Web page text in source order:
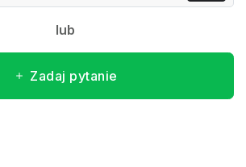
lub
Zadaj pytanie